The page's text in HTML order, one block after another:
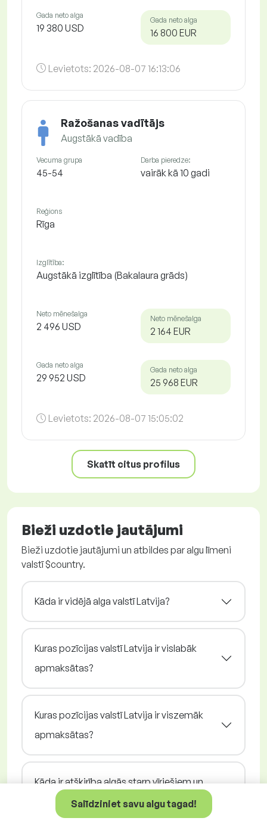
Salīdziniet savu algu tagad!
Gada neto alga
19 380 USD
Gada neto alga
16 800 EUR
Levietots: 2026-08-07 16:13:06
Ražošanas vadītājs
Augstākā vadība
Vecuma grupa
45-54
Darba pieredze:
vairāk kā 10 gadi
Reģions
Rīga
Izglītība:
Augstākā izglītība (Bakalaura grāds)
Neto mēnešalga
2 496 USD
Neto mēnešalga
2 164 EUR
Gada neto alga
29 952 USD
Gada neto alga
25 968 EUR
Levietots: 2026-08-07 15:05:02
Skatīt citus profilus
Bieži uzdotie jautājumi
Bieži uzdotie jautājumi un atbildes par algu līmeni
valstī $country.
Kāda ir vidējā alga valstī Latvija?
Kuras pozīcijas valstī Latvija ir vislabāk
apmaksātas?
Kuras pozīcijas valstī Latvija ir viszemāk
apmaksātas?
Kāda ir atšķirība algās starp vīriešiem un
sievietēm valstī Latvija?